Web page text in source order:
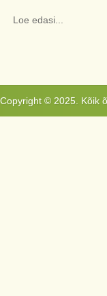
Loe edasi...
Copyright © 2025. Kõik